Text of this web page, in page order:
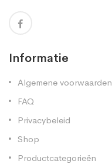
Informatie
Algemene voorwaarden
FAQ
Privacybeleid
Shop
Productcategorieën